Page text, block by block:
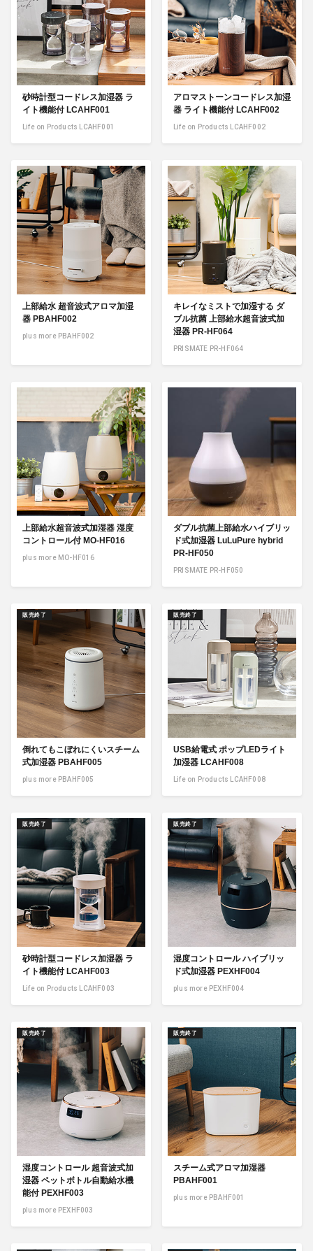
砂時計型コードレス加湿器 ラ
イト機能付 LCAHF001
Life on Products LCAHF001
アロマストーンコードレス加湿
器 ライト機能付 LCAHF002
Life on Products LCAHF002
上部給水 超音波式アロマ加湿
器 PBAHF002
plus more PBAHF002
キレイなミストで加湿する ダ
ブル抗菌 上部給水超音波式加
湿器 PR-HF064
PRISMATE PR-HF064
上部給水超音波式加湿器 湿度
コントロール付 MO-HF016
plus more MO-HF016
ダブル抗菌上部給水ハイブリッ
ド式加湿器 LuLuPure hybrid
PR-HF050
PRISMATE PR-HF050
倒れてもこぼれにくいスチーム
式加湿器 PBAHF005
plus more PBAHF005
販売終了
USB給電式 ポップLEDライト
加湿器 LCAHF008
Life on Products LCAHF008
販売終了
砂時計型コードレス加湿器 ラ
イト機能付 LCAHF003
Life on Products LCAHF003
販売終了
湿度コントロール ハイブリッ
ド式加湿器 PEXHF004
plus more PEXHF004
販売終了
湿度コントロール 超音波式加
湿器 ペットボトル自動給水機
能付 PEXHF003
plus more PEXHF003
販売終了
スチーム式アロマ加湿器
PBAHF001
plus more PBAHF001
販売終了